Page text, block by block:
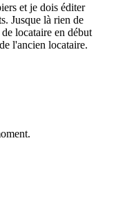
et je dois éditer
Jusque là rien de
locataire en début
l'ancien locataire.